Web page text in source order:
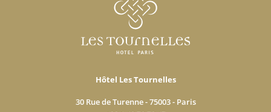
Hôtel Les Tournelles
30 Rue de Turenne - 75003 - Paris